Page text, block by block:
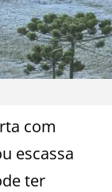
com
escassa
ter